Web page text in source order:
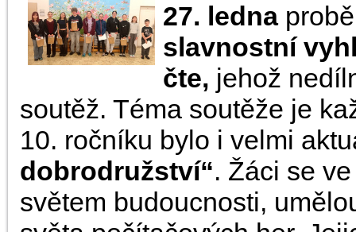
27. ledna
slavnostní
čte, jehož
soutěž. Téma soutěže je
10. ročníku bylo i velmi
dobrodružství“. Žáci se
světem budoucnosti,